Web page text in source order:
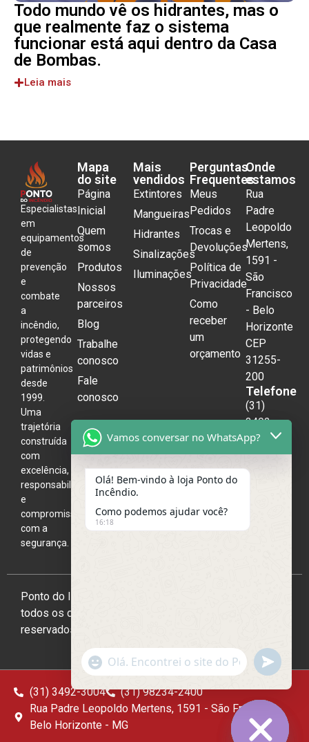
Todo mundo vê os hidrantes, mas o
que realmente faz o sistema
funcionar está aqui dentro da Casa
de Bombas.
Leia mais
Especialistas
em
equipamentos
de
prevenção
e
combate
a
incêndio,
protegendo
vidas e
patrimônios
desde
1999.
Uma
trajetória
construída
com
excelência,
responsabilidade
e
compromisso
com a
segurança.
Mapa
do site
Página
Inicial
Quem
somos
Produtos
Nossos
parceiros
Blog
Trabalhe
conosco
Fale
conosco
Mais
vendidos
Extintores
Mangueiras
Hidrantes
Sinalizações
Iluminações
Perguntas
Frequentes
Meus
Pedidos
Trocas e
Devoluções
Política de
Privacidade
Como
receber
um
orçamento
Onde
estamos
Rua
Padre
Leopoldo
Mertens,
1591 -
São
Francisco
- Belo
Horizonte
CEP
31255-
200
Telefone
(31)
3492-
3004
Ponto do Incêndio 2026,
todos os direitos
reservados
(31) 3492-3004
(31) 98234-2400
Rua Padre Leopoldo Mertens, 1591 - São Francisco,
Belo Horizonte - MG
Vamos conversar no WhatsApp?
Olá! Bem-vindo à loja Ponto do
Incêndio.
Como podemos ajudar você?
16:18
"+chaty_settings.lang.emoji_picker+"
WhatsApp
Message